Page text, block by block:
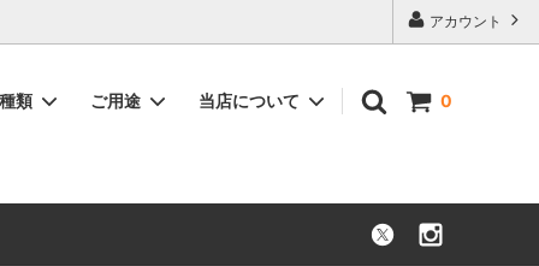
アカウント
0
類 ご用途 当店について